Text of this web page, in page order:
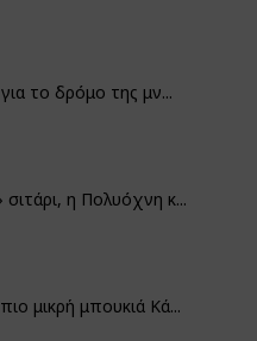
για το δρόμο της μν...
η Πολυόχνη κ...
μικρή μπουκιά Κά...